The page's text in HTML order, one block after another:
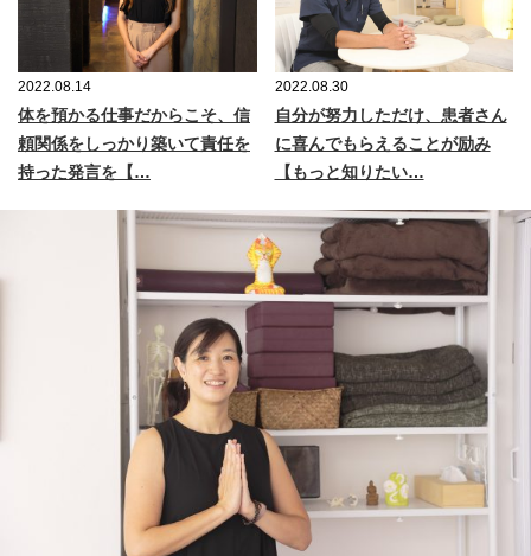
2022.08.14
体を預かる仕事だからこそ、信
頼関係をしっかり築いて責任を
持った発言を【…
2022.08.30
自分が努力しただけ、患者さん
に喜んでもらえることが励み
【もっと知りたい…